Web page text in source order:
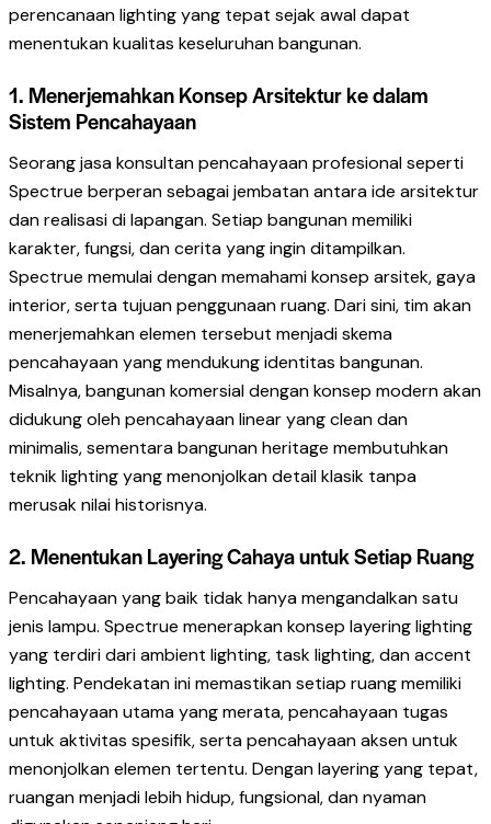
perencanaan lighting yang tepat sejak awal dapat
menentukan kualitas keseluruhan bangunan.
1. Menerjemahkan Konsep Arsitektur ke dalam
Sistem Pencahayaan
Seorang jasa konsultan pencahayaan profesional seperti
Spectrue berperan sebagai jembatan antara ide arsitektur
dan realisasi di lapangan. Setiap bangunan memiliki
karakter, fungsi, dan cerita yang ingin ditampilkan.
Spectrue memulai dengan memahami konsep arsitek, gaya
interior, serta tujuan penggunaan ruang. Dari sini, tim akan
menerjemahkan elemen tersebut menjadi skema
pencahayaan yang mendukung identitas bangunan.
Misalnya, bangunan komersial dengan konsep modern akan
didukung oleh pencahayaan linear yang clean dan
minimalis, sementara bangunan heritage membutuhkan
teknik lighting yang menonjolkan detail klasik tanpa
merusak nilai historisnya.
2. Menentukan Layering Cahaya untuk Setiap Ruang
Pencahayaan yang baik tidak hanya mengandalkan satu
jenis lampu. Spectrue menerapkan konsep layering lighting
yang terdiri dari ambient lighting, task lighting, dan accent
lighting. Pendekatan ini memastikan setiap ruang memiliki
pencahayaan utama yang merata, pencahayaan tugas
untuk aktivitas spesifik, serta pencahayaan aksen untuk
menonjolkan elemen tertentu. Dengan layering yang tepat,
ruangan menjadi lebih hidup, fungsional, dan nyaman